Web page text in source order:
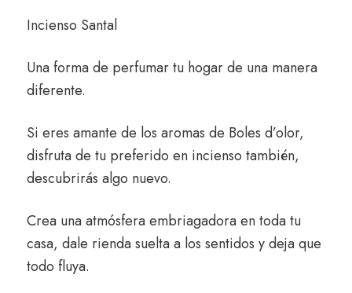
Incienso Santal
Una forma de perfumar tu hogar de una manera
diferente.
Si eres amante de los aromas de Boles d’olor,
disfruta de tu preferido en incienso también,
descubrirás algo nuevo.
Crea una atmósfera embriagadora en toda tu
casa, dale rienda suelta a los sentidos y deja que
todo fluya.